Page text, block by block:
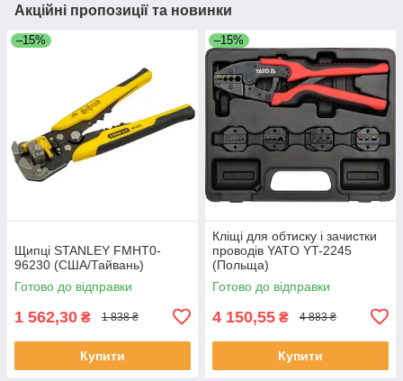
Акційні пропозиції та новинки
–15%
Щипці STANLEY FMHT0-
96230 (США/Тайвань)
Готово до відправки
1 562,30 ₴ 1 838 ₴
Купити
–15%
Кліщі для обтиску і зачистки
проводів YATO YT-2245
(Польща)
Готово до відправки
4 150,55 ₴ 4 883 ₴
Купити